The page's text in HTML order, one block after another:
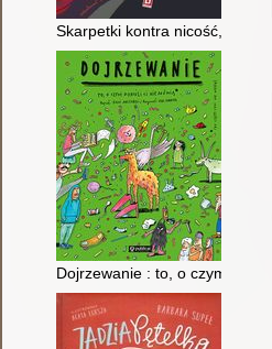
Skarpetki kontra nicość, czyli
Dojrzewanie : to, o czym